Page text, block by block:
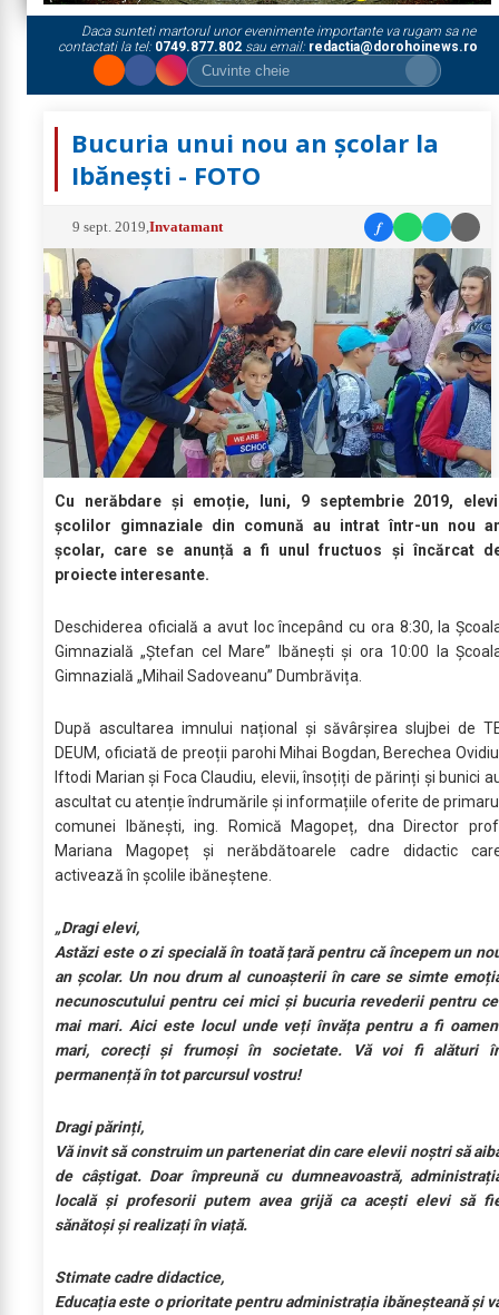
Daca sunteti martorul unor evenimente importante va rugam sa ne
contactati la tel: 0749.877.802sau email: redactia@dorohoinews.ro
Bucuria unui nou an școlar la
Ibănești - FOTO
9 sept. 2019 ,Invatamant f
Cu nerăbdare și emoție, luni, 9 septembrie 2019,
școlilor gimnaziale din comună au intrat într-un nou
școlar, care se anunță a fi unul fructuos și încărcat
proiecte interesante.
Deschiderea oficială a avut loc începând cu ora 8:30, la
Gimnazială „Ștefan cel Mare” Ibănești și ora 10:00 la
Gimnazială „Mihail Sadoveanu” Dumbrăvița.
După ascultarea imnului național și săvârșirea slujbei de
DEUM, oficiată de preoții parohi Mihai Bogdan, Berechea
Iftodi Marian și Foca Claudiu, elevii, însoțiți de părinți și bunici
ascultat cu atenție îndrumările și informațiile oferite de
comunei Ibănești, ing. Romică Magopeț, dna Director
Mariana Magopeț și nerăbdătoarele cadre didactic
activează în școlile ibăneștene.
„Dragi elevi,
Astăzi este o zi specială în toată țară pentru că începem un
an școlar. Un nou drum al cunoașterii în care se simte
necunoscutului pentru cei mici și bucuria revederii pentru
mai mari. Aici este locul unde veți învăța pentru a fi
mari, corecți și frumoși în societate. Vă voi fi alături
permanență în tot parcursul vostru!
Dragi părinți,
Vă invit să construim un parteneriat din care elevii noștri să
de câștigat. Doar împreună cu dumneavoastră,
locală și profesorii putem avea grijă ca acești elevi să
sănătoși și realizați în viață.
Stimate cadre didactice,
Educația este o prioritate pentru administrația ibăneșteană și